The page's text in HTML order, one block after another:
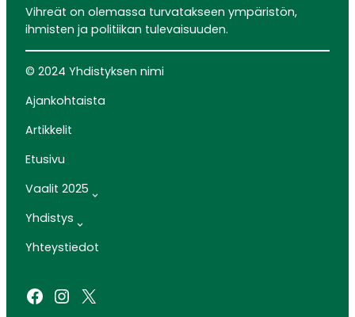
Vihreät on olemassa turvatakseen ympäristön,
ihmisten ja politiikan tulevaisuuden.
© 2024 Yhdistyksen nimi
Ajankohtaista
Artikkelit
Etusivu
Vaalit 2025
Yhdistys
Yhteystiedot
Facebook Instagram X